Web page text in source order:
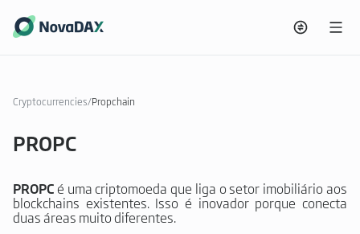
Cryptocurrencies/Propchain
PROPC
PROPCé uma criptomoeda que liga o setor imobiliário aos
blockchains existentes. Isso é inovador porque conecta
duas áreas muito diferentes.